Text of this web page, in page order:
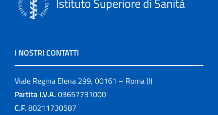
I NOSTRI CONTATTI
Viale Regina Elena 299, 00161 – Roma (I)
Partita I.V.A. 03657731000
C.F. 80211730587